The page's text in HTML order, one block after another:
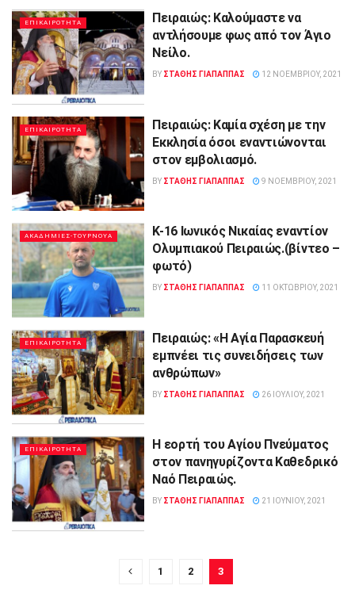
ΕΠΙΚΑΙΡΟΤΗΤΑ
Πειραιώς: Καλούμαστε να
αντλήσουμε φως από τον Άγιο
Νείλο.
BY ΣΤΑΘΗΣ ΓΊΑΠΑΠΠΑΣ 12 ΝΟΕΜΒΡΊΟΥ, 2021
ΕΠΙΚΑΙΡΟΤΗΤΑ
Πειραιώς: Καμία σχέση με την
Εκκλησία όσοι εναντιώνονται
στον εμβολιασμό.
BY ΣΤΑΘΗΣ ΓΊΑΠΑΠΠΑΣ 9 ΝΟΕΜΒΡΊΟΥ, 2021
ΑΚΑΔΗΜΙΕΣ-ΤΟΥΡΝΟΥΑ
Κ-16 Ιωνικός Νικαίας εναντίον
Ολυμπιακού Πειραιώς.(βίντεο –
φωτό)
BY ΣΤΑΘΗΣ ΓΊΑΠΑΠΠΑΣ 11 ΟΚΤΩΒΡΊΟΥ, 2021
ΕΠΙΚΑΙΡΟΤΗΤΑ
Πειραιώς: «Η Αγία Παρασκευή
εμπνέει τις συνειδήσεις των
ανθρώπων»
BY ΣΤΑΘΗΣ ΓΊΑΠΑΠΠΑΣ 26 ΙΟΥΛΊΟΥ, 2021
ΕΠΙΚΑΙΡΟΤΗΤΑ
Η εορτή του Αγίου Πνεύματος
στον πανηγυρίζοντα Καθεδρικό
Ναό Πειραιώς.
BY ΣΤΑΘΗΣ ΓΊΑΠΑΠΠΑΣ 21 ΙΟΥΝΊΟΥ, 2021
1 2 3